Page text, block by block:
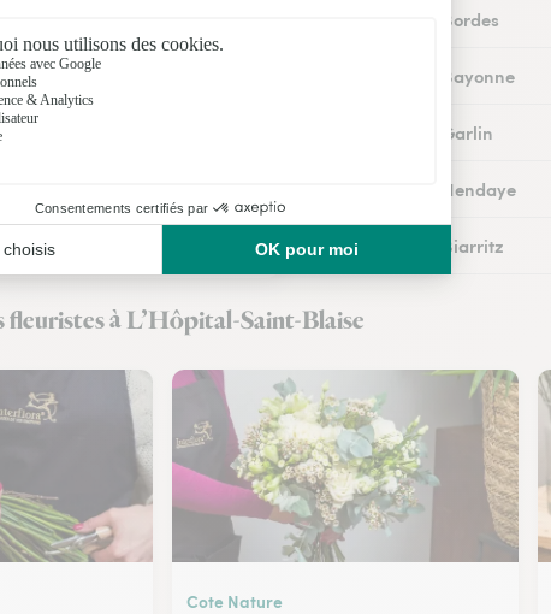
Fleuristes à Bordes
Fleuristes à Bayonne
Fleuristes à Garlin
Fleuristes à Hendaye
Fleuristes à Biarritz
fleuristes à L’Hôpital-Saint-Blaise
Cote Nature